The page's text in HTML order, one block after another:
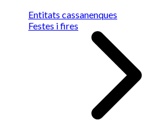
Entitats cassanenques
Festes i fires